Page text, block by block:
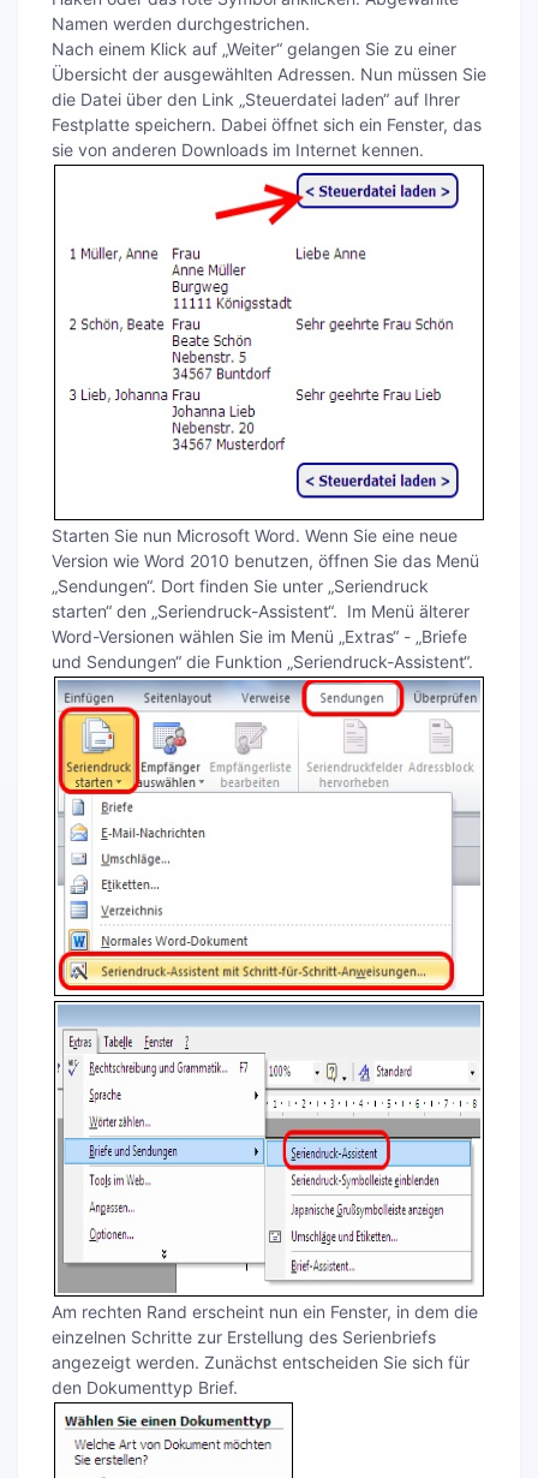
Namen werden durchgestrichen.
Nach einem Klick auf „Weiter“ gelangen Sie zu einer
Übersicht der ausgewählten Adressen. Nun müssen Sie
die Datei über den Link „Steuerdatei laden“ auf Ihrer
Festplatte speichern. Dabei öffnet sich ein Fenster, das
sie von anderen Downloads im Internet kennen.
Starten Sie nun Microsoft Word. Wenn Sie eine neue
Version wie Word 2010 benutzen, öffnen Sie das Menü
„Sendungen“. Dort finden Sie unter „Seriendruck
starten“ den „Seriendruck-Assistent“. Im Menü älterer
Word-Versionen wählen Sie im Menü „Extras“ - „Briefe
und Sendungen“ die Funktion „Seriendruck-Assistent“.
Am rechten Rand erscheint nun ein Fenster, in dem die
einzelnen Schritte zur Erstellung des Serienbriefs
angezeigt werden. Zunächst entscheiden Sie sich für
den Dokumenttyp Brief.